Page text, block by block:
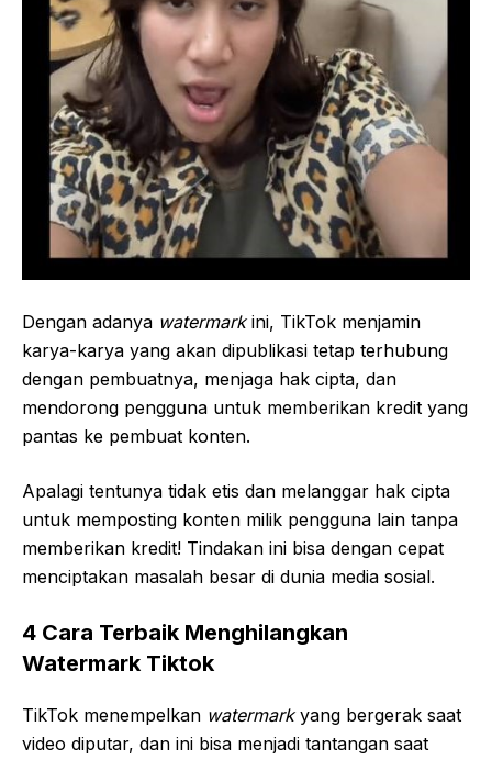
Dengan adanya watermarkini, TikTok menjamin
karya-karya yang akan dipublikasi tetap terhubung
dengan pembuatnya, menjaga hak cipta, dan
mendorong pengguna untuk memberikan kredit yang
pantas ke pembuat konten.
Apalagi tentunya tidak etis dan melanggar hak cipta
untuk memposting konten milik pengguna lain tanpa
memberikan kredit! Tindakan ini bisa dengan cepat
menciptakan masalah besar di dunia media sosial.
4 Cara Terbaik Menghilangkan
Watermark Tiktok
TikTok menempelkan watermarkyang bergerak saat
video diputar, dan ini bisa menjadi tantangan saat